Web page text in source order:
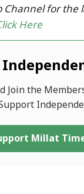
Channel for the
Here
Join the
Millat